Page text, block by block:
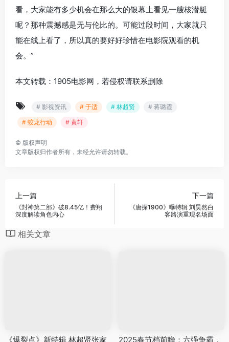
看，大家能有多少机会在那么大的银幕上看见一艘核潜艇
呢？那种震撼感是无与伦比的。可能过段时间，大家就只
能在线上看了，所以真的要好好珍惜在电影院观看的机
会。”
本文转载：1905电影网，若侵权请联系删除
# 影视资讯 # 于适 # 林超贤
# 蒋璐霞
# 蛟龙行动
# 黄轩
© 版权声明
文章版权归作者所有，未经允许请勿转载。
上一篇
《封神第二部》破8.45亿！费翔
深度解读角色内心
下一篇
《唐探1900》曝特辑 刘昊然白
客路演重现名场面
相关文章
《爆裂点》新特辑 林超贤张家
2025春节档前瞻：六强争霸，